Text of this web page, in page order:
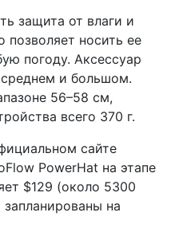
защита от влаги и
позволяет носить ее
погоду. Аксессуар
и большом.
56–58 см,
всего 370 г.
сайте
PowerHat на этапе
$129 (около 5300
на